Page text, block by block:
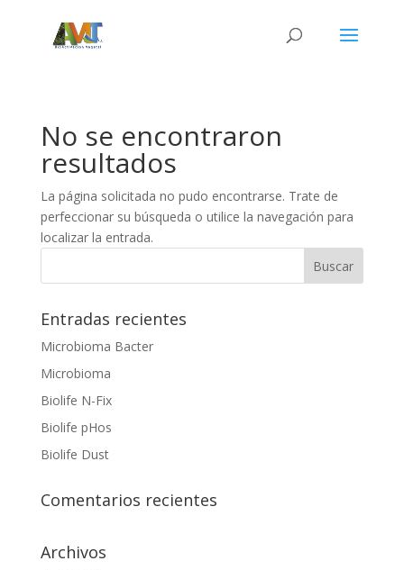
No se encontraron
resultados
La página solicitada no pudo encontrarse. Trate de
perfeccionar su búsqueda o utilice la navegación para
localizar la entrada.
Entradas recientes
Microbioma Bacter
Microbioma
Biolife N-Fix
Biolife pHos
Biolife Dust
Comentarios recientes
Archivos